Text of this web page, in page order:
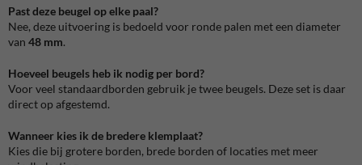
Past deze beugel op elke paal?
Nee, deze uitvoering is bedoeld voor ronde palen met een diameter
van 48 mm.
Hoeveel beugels heb ik nodig per bord?
Voor veel standaardborden gebruik je twee beugels. Deze set is daar
direct op afgestemd.
Wanneer kies ik de bredere klemplaat?
Kies die bij grotere borden, brede borden of locaties met meer